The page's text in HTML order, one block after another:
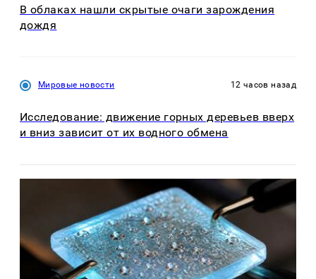
В облаках нашли скрытые очаги зарождения
дождя
Мировые новости 12 часов назад
Исследование: движение горных деревьев вверх
и вниз зависит от их водного обмена